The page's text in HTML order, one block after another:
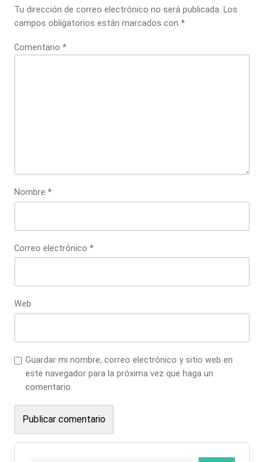
Tu dirección de correo electrónico no será publicada. Los
campos obligatorios están marcados con *
Comentario *
Nombre *
Correo electrónico *
Web
Guardar mi nombre, correo electrónico y sitio web en
este navegador para la próxima vez que haga un
comentario.